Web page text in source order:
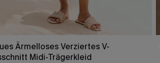
Ärmelloses Verziertes V-
Midi-Trägerkleid